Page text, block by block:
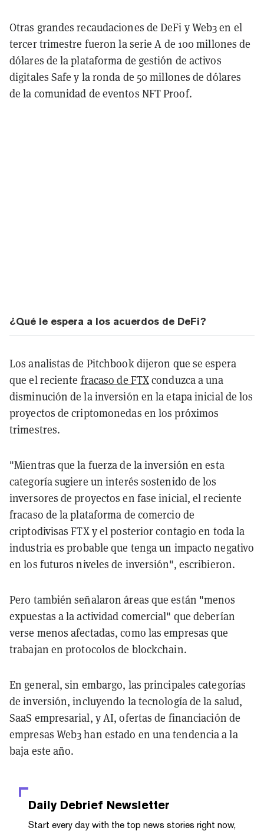
Otras grandes recaudaciones de DeFi y Web3 en el
tercer trimestre fueron la serie A de 100 millones de
dólares de la plataforma de gestión de activos
digitales Safe y la ronda de 50 millones de dólares
de la comunidad de eventos NFT Proof.
¿Qué le espera a los acuerdos de DeFi?
Los analistas de Pitchbook dijeron que se espera
que el reciente fracaso de FTXconduzca a una
disminución de la inversión en la etapa inicial de los
proyectos de criptomonedas en los próximos
trimestres.
"Mientras que la fuerza de la inversión en esta
categoría sugiere un interés sostenido de los
inversores de proyectos en fase inicial, el reciente
fracaso de la plataforma de comercio de
criptodivisas FTX y el posterior contagio en toda la
industria es probable que tenga un impacto negativo
en los futuros niveles de inversión", escribieron.
Pero también señalaron áreas que están "menos
expuestas a la actividad comercial" que deberían
verse menos afectadas, como las empresas que
trabajan en protocolos de blockchain.
En general, sin embargo, las principales categorías
de inversión, incluyendo la tecnología de la salud,
SaaS empresarial, y AI, ofertas de financiación de
empresas Web3 han estado en una tendencia a la
baja este año.
Daily Debrief Newsletter
Start every day with the top news stories right now,